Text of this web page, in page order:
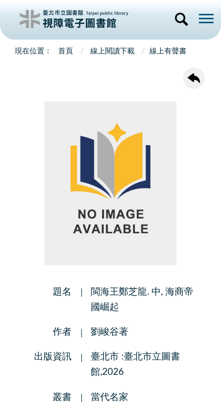
首頁 線上閱讀下載 線上有聲書
題名
閩海王鄭芝龍. 中, 海商帝
國崛起
作者 劉峻谷著
出版資訊
臺北市 :臺北市立圖書
館,2026
叢書 當代名家